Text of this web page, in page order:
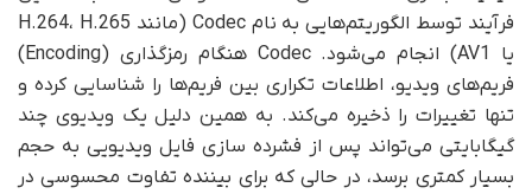
فرآیند توسط الگوریتم‌هایی به نام Codec (مانند H.264، H.265
یا AV1) انجام می‌شود. Codec هنگام رمزگذاری (Encoding)
فریم‌های ویدیو، اطلاعات تکراری بین فریم‌ها را شناسایی کرده و
تنها تغییرات را ذخیره می‌کند. به همین دلیل یک ویدیوی چند
گیگابایتی می‌تواند پس از فشرده سازی فایل ویدیویی به حجم
بسیار کمتری برسد، در حالی که برای بیننده تفاوت محسوسی در